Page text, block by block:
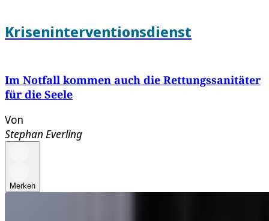
Kriseninterventionsdienst
Im Notfall kommen auch die Rettungssanitäter
für die Seele
Von
Stephan Everling
Merken